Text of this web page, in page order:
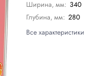
Ширина, мм: 340
Глубина, мм: 280
Все характеристики